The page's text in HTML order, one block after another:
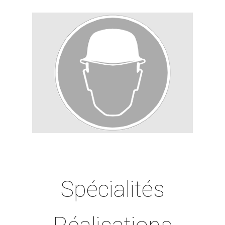
Spécialités